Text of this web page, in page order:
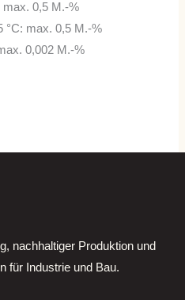
max. 0,5 M.-%
°C: max. 0,5 M.-%
0,002 M.-%
nachhaltiger Produktion und
für Industrie und Bau.